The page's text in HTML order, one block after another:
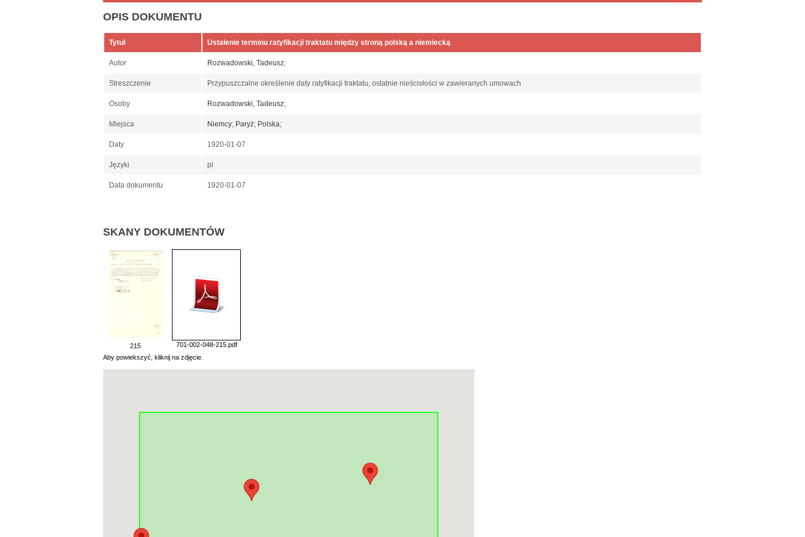
OPIS DOKUMENTU
Tytuł Ustalenie terminu ratyfikacji traktatu między stroną polską a niemiecką
Autor Rozwadowski, Tadeusz;
Streszczenie Przypuszczalne określenie daty ratyfikacji traktatu, ostatnie nieścisłości w zawieranych umowach
Osoby Rozwadowski, Tadeusz;
Miejsca Niemcy; Paryż; Polska;
Daty 1920-01-07
Języki pl
Data dokumentu 1920-01-07
SKANY DOKUMENTÓW
215
701-002-048-215.pdf
Aby powiekszyć, kliknij na zdjęcie.